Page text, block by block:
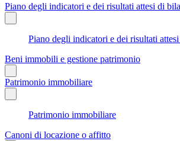
Piano degli indicatori e dei risultati attesi di
Piano degli indicatori e dei risultati
Beni immobili e gestione patrimonio
Patrimonio immobiliare
Patrimonio immobiliare
Canoni di locazione o affitto